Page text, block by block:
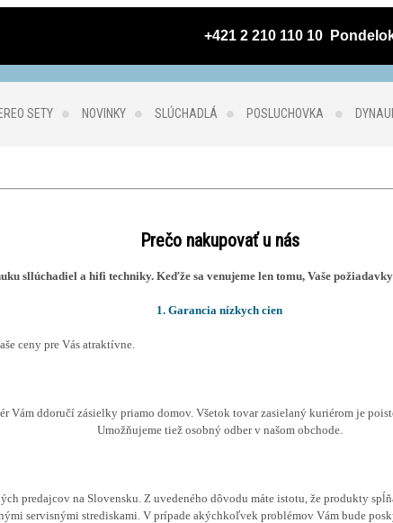
+421 2 210 110 10
SETY NOVINKY SLÚCHADLÁ POSLUCHOVKA
Prečo nakupovať u nás
sllúchadiel a hifi techniky. Keďže sa venujeme len tomu, Vaše
1. Garancia nízkych cien
ceny pre Vás atraktívne.
Vám ddoručí zásielky priamo domov. Všetok tovar zasielaný kuriérom je
Umožňujeme tiež osobný odber v našom obchode.
predajcov na Slovensku. Z uvedeného dôvodu máte istotu, že produkty
servisnými strediskami. V prípade akýchkoľvek problémov Vám bude